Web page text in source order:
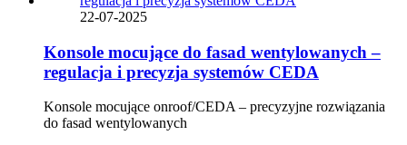
22-07-2025
Konsole mocujące do fasad wentylowanych –
regulacja i precyzja systemów CEDA
Konsole mocujące onroof/CEDA – precyzyjne rozwiązania
do fasad wentylowanych